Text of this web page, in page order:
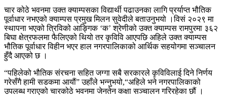
चार कोठे भवनमा उक्त क्याम्पसका विद्यार्थी पढाउनका लागि प्रर्याप्त भौतिक
पूर्वाधार नभएको क्याम्पस प्रमुख मिलन सुवेदीले बताउनुभयो ।विसं २०२९ मा
स्थापना भएको त्रिविको आङ्गिक ‘क’ श्रेणीको उक्त क्याम्पस रामपुरमा ३६२
बिघा क्षेत्रफलमा फैलिएको थियो तर कृविवि आएपछि अहिले उक्त क्याम्पस
भौतिक पूर्वाधार विहीन भएर हाल नगरपालिकाको आर्थिक सहयोगमा सञ्चालन
हुँदै आएको छ ।
“पहिलेको भौतिक संरचना सहित जग्गा सबै सरकारले कृविविलाई दिने निर्णय
गरेसँगै हामी सडकमा आयौं” उहाँले भन्नुभयो,“अहिले भने नगरपालिकाको
उपलब्ध गराएको चारकोठे भवनमा जेनतेन कक्षा सञ्चालन गरिरहेका छौं ।